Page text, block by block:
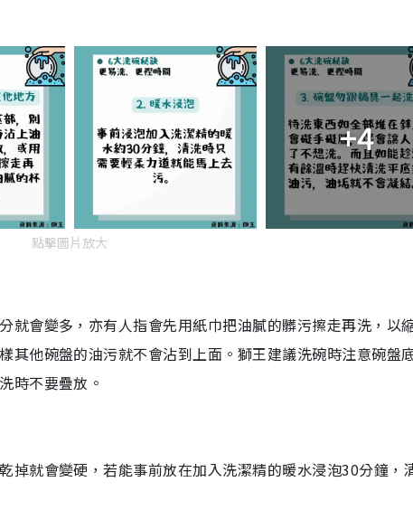
i
m
+4
點擊圖片放大
就會變多，亦有人指會先用紙巾把油膩的髒污擦走再洗，以
他碗盤的油污就不會沾到上面。獅王建議洗碗時注意碗盤
時不要疊放。
掉就會變硬，若能事前放在加入洗潔精的暖水浸泡30分鐘，